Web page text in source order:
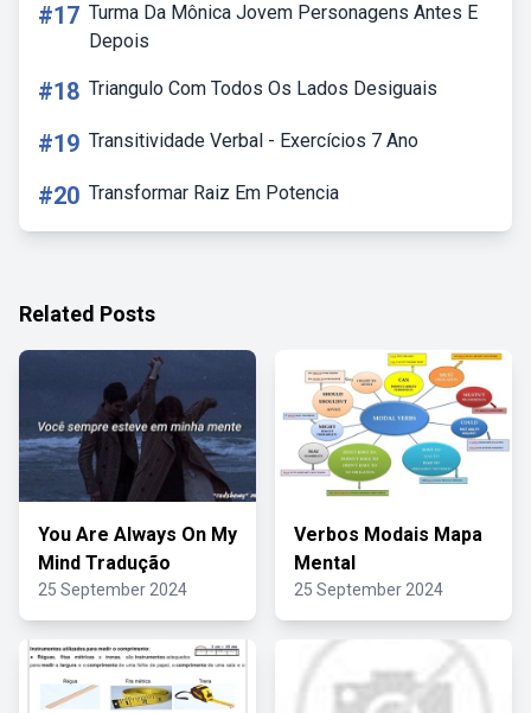
#17 Turma Da Mônica Jovem Personagens Antes E
Depois
#18 Triangulo Com Todos Os Lados Desiguais
#19 Transitividade Verbal - Exercícios 7 Ano
#20 Transformar Raiz Em Potencia
Related Posts
You Are Always On My
Mind Tradução
25 September 2024
Verbos Modais Mapa
Mental
25 September 2024